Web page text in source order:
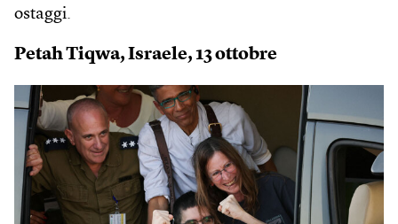
ostaggi.
Petah Tiqwa, Israele, 13 ottobre